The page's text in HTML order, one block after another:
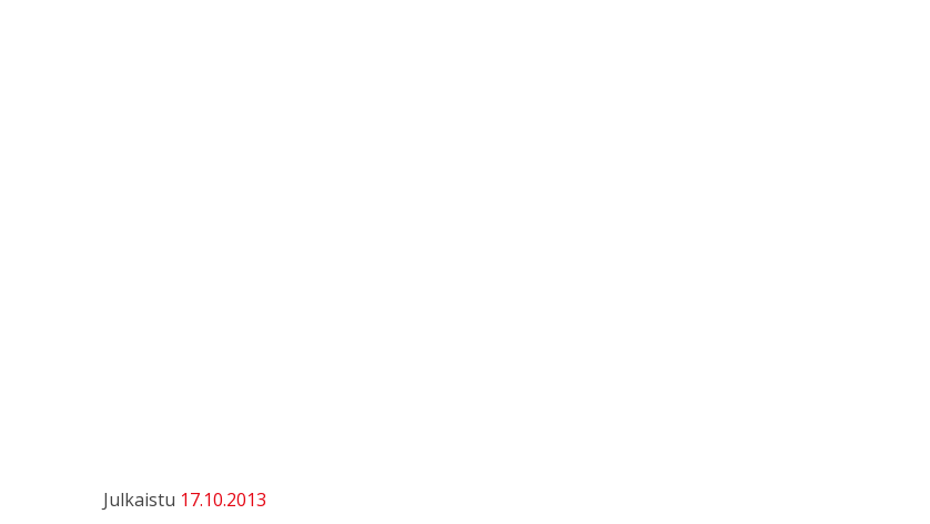
Julkaistu 17.10.2013